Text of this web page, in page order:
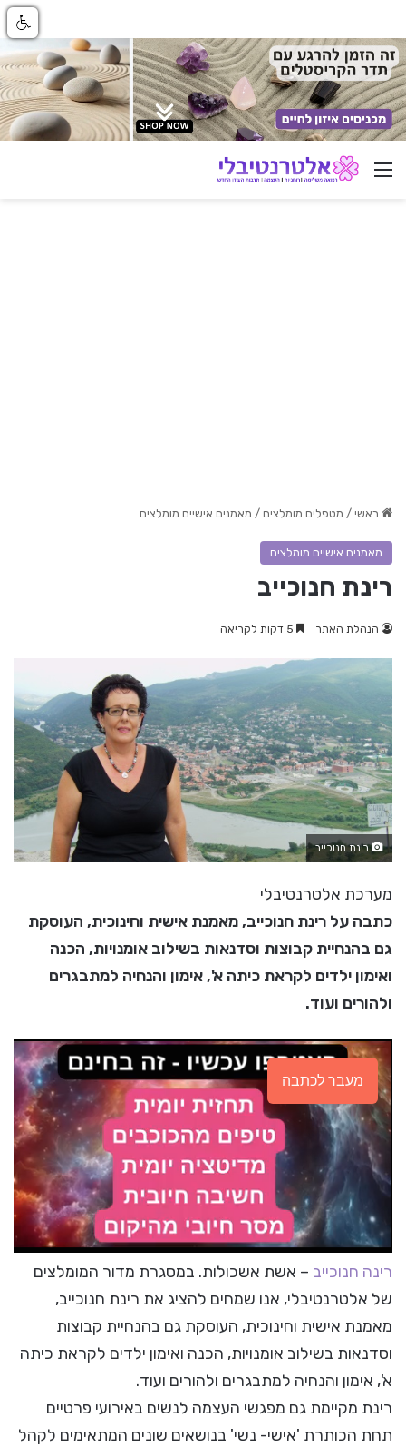
ניווט באתר
ראשי / מטפלים מומלצים / מאמנים אישיים מומלצים
מאמנים אישיים מומלצים
רינת חנוכייב
הנהלת האתר
רינת חנוכייב
מערכת אלטרנטיבלי
כתבה על רינת חנוכייב, מאמנת אישית וחינוכית, העוסקת
גם בהנחיית קבוצות וסדנאות בשילוב אומנויות, הכנה
ואימון ילדים לקראת כיתה א', אימון והנחיה למתבגרים
ולהורים ועוד.
מעבר לכתבה
רינה חנוכייב – אשת אשכולות. במסגרת מדור המומלצים
של אלטרנטיבלי, אנו שמחים להציג את רינת חנוכייב,
מאמנת אישית וחינוכית, העוסקת גם בהנחיית קבוצות
וסדנאות בשילוב אומנויות, הכנה ואימון ילדים לקראת כיתה
א', אימון והנחיה למתבגרים ולהורים ועוד.
רינת מקיימת גם מפגשי העצמה לנשים באירועי פרטיים
תחת הכותרת 'אישי- נשי' בנושאים שונים המתאימים לקהל